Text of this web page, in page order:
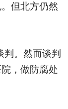
但北方仍然
。然而谈判
，做防腐处